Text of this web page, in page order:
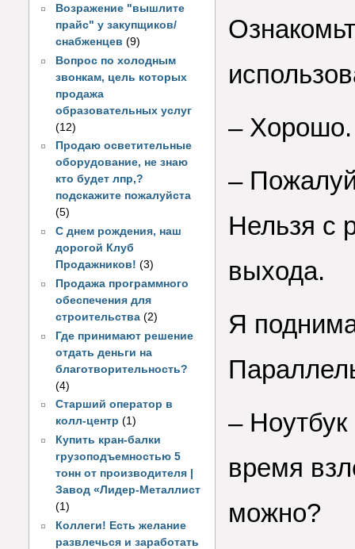
Возражение "вышлите
прайс" у закупщиков/
снабженцев (9)
Вопрос по холодным
звонкам, цель которых
продажа
образовательных услуг
(12)
Продаю осветительные
оборудование, не знаю
кто будет лпр,?
подскажите пожалуйста
(5)
С днем рождения, наш
дорогой Клуб
Продажников! (3)
Продажа программного
обеспечения для
строительства (2)
Где принимают решение
отдать деньги на
благотворительность?
(4)
Старший оператор в
колл-центр (1)
Купить кран-балки
грузоподъемностью 5
тонн от производителя |
Завод «Лидер-Металлист
(1)
Коллеги! Есть желание
развлечься и заработать
– Хорошо.
–
Нельзя с
выхода.
Я
– Ноутбук
время
можно?